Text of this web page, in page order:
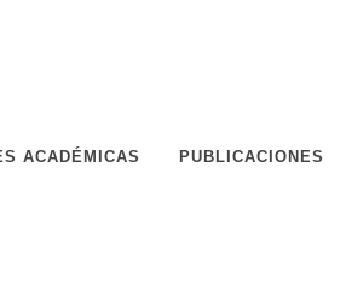
ACADÉMICAS PUBLICACIONES